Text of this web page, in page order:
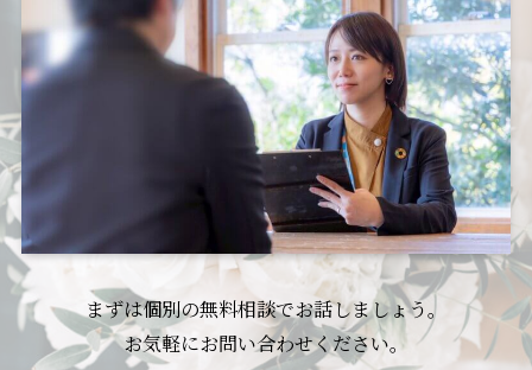
当社は、お客さまよりお預かりした個人情報を適切に管
理し、次のいずれかに該当する場合を除き、個人情報を
第三者に開示いたしません。
・お客さまの同意がある場合
・お客さまが希望されるサービスを行なうために当社が
業務を委託する業者に対して開示する場合
・法令に基づき開示することが必要である場合
４．個人情報の第三者提供について
お客様から取得した個人情報は、以下の場合を除き、第
三者に提供することはありません。
・お客様からの同意を得た場合。
・法令に定めがある場合。
・本人の同意を得ることが困難であり、生命・身体・財
まずは個別の無料相談でお話しましょう。
お気軽にお問い合わせください。